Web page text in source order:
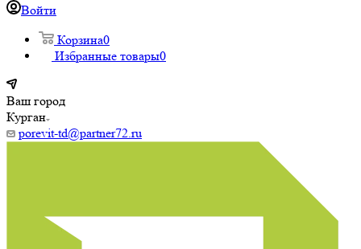
Войти
Корзина0
Избранные товары0
Ваш город
Курган
porevit-td@partner72.ru